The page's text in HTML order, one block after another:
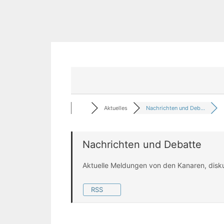
Aktuelles Nachrichten und Deb...
Nachrichten und Debatte
Aktuelle Meldungen von den Kanaren,
RSS